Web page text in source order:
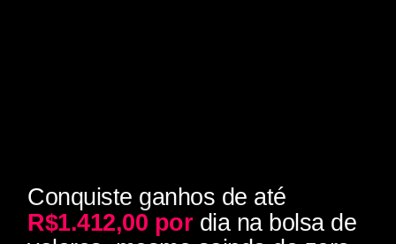
Conquiste ganhos de até
R$1.412,00 por dia na bolsa de